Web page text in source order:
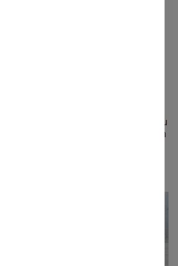
18 dažādas amata vietas,
vecuma grupu skolēni, taču
4.–6. klašu audzēkņi.
izglītības akcija ne tikai Latvijā,
gada, bet arī visā pasaulē.
apmeklē sev vēlamo darbavietu
profesijas pārstāvja darbā.
ir iepazīstināt skolēnus ar dažādu
prasībām, lai palīdzētu jauniešiem
un atbilstoši sagatavoties darba